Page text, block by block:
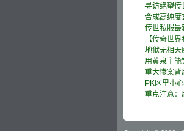
寻访绝望传
合成高纯度
传世私服最
【传奇世
地狱无相天
用黄泉主能
重大惨案背
PK区里小
重点注意